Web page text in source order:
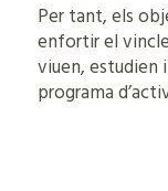
Per tant, els
enfortir el
viuen, estudien
programa